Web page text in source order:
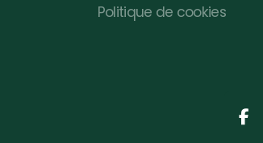
Politique de cookies